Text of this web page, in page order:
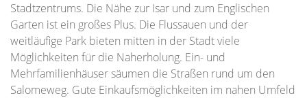
Stadtzentrums. Die Nähe zur Isar und zum Englischen
Garten ist ein großes Plus. Die Flussauen und der
weitläufige Park bieten mitten in der Stadt viele
Möglichkeiten für die Naherholung. Ein- und
Mehrfamilienhäuser säumen die Straßen rund um den
Salomeweg. Gute Einkaufsmöglichkeiten im nahen Umfeld